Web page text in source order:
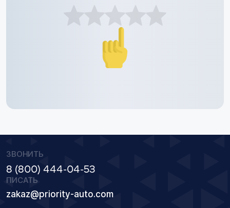
ЗВОНИТЬ
8 (800) 444-04-53
ПИСАТЬ
zakaz@priority-auto.com